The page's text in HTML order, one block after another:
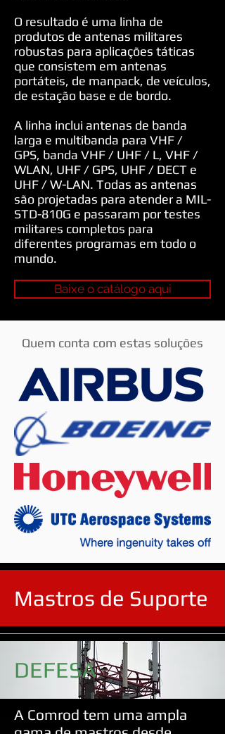
O resultado é uma linha de
produtos de antenas militares
robustas para aplicações táticas
que consistem em antenas
portáteis, de manpack, de veículos,
de estação base e de bordo.
A linha inclui antenas de banda
larga e multibanda para VHF /
GPS, banda VHF / UHF / L, VHF /
WLAN, UHF / GPS, UHF / DECT e
UHF / W-LAN. Todas as antenas
são projetadas para atender a MIL-
STD-810G e passaram por testes
militares completos para
diferentes programas em todo o
mundo.
Baixe o catálogo aqui
A Comrod tem uma ampla
DEFESA
Quem conta com estas soluções
Mastros de Suporte